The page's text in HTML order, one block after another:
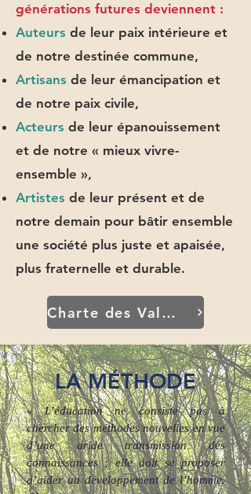
générations futures deviennent :
Auteurs de leur paix intérieure et
de notre destinée commune,
Artisans de leur émancipation et
de notre paix civile,
Acteurs de leur épanouissement
et de notre « mieux vivre-
ensemble »,
Artistes de leur présent et de
notre demain pour bâtir ensemble
une société plus juste et apaisée,
plus fraternelle et durable.
Charte des Valeurs
LA MÉTHODE
« L’éducation ne consiste pas à
chercher des méthodes nouvelles en vue
d’une aride transmission des
connaissances ; elle doit se proposer
d’aider au développement de l’homme.